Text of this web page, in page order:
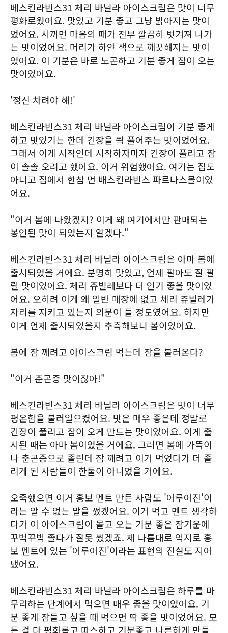
베스킨라빈스31 체리 바닐라 아이스크림은 맛이 너무
평화로웠어요. 맛있고 기분 좋고 그냥 밝아지는 맛이
었어요. 시꺼먼 마음의 때가 전부 깔끔히 벗겨져 나가
는 맛이었어요. 머리가 하얀 색으로 깨끗해지는 맛이
었어요. 이 기분은 바로 노곤하고 기분 좋게 잠이 오는
맛이었어요.
'정신 차려야 해!'
베스킨라빈스31 체리 바닐라 아이스크림이 기분 좋게
하고 맛있기는 한데 긴장을 쫙 풀어주는 맛이었어요.
그래서 이게 시작인데 시작하자마자 긴장이 풀리고 잠
이 솔솔 오려고 했어요. 이거 위험했어요. 여기는 집도
아니고 집에서 한참 먼 배스킨라빈스 파르나스몰이었
어요.
"이거 봄에 나왔겠지? 이게 왜 여기에서만 판매되는
봉인된 맛이 되었는지 알겠다."
베스킨라빈스31 체리 바닐라 아이스크림은 아마 봄에
출시되었을 거에요. 분명히 맛있고, 언제 팔아도 잘 팔
릴 맛이었어요. 체리 쥬빌레보다 더 인기 좋을 맛이었
어요. 오히려 이게 왜 일반 매장에 없고 체리 쥬빌레가
자리를 지키고 있는지 의문이 들 정도였어요. 하지만
이게 언제 출시되었을지 추측해보니 봄이었어요.
봄에 잠 깨려고 아이스크림 먹는데 잠을 불러온다?
"이거 춘곤증 맛이잖아!"
베스킨라빈스31 체리 바닐라 아이스크림은 맛이 너무
평온함을 불러일으켰어요. 맛은 매우 좋은데 정말로
긴장이 풀리고 잠이 오게 만드는 맛이었어요. 이게 출
시된 때는 아마 봄이었을 거에요. 그러면 봄에 가뜩이
나 춘곤증으로 졸린데 잠 깨려고 이거 먹었다가 더 졸
리게 된 사람들이 한둘이 아니었을 거에요.
오죽했으면 이거 홍보 멘트 만든 사람도 '어루어진'이
라는 알 수 없는 말을 썼겠어요. 이거 먹고 멘트 생각하
다가 이 아이스크림이 몰고 오는 기분 좋은 잠기운에
꾸벅꾸벅 졸다가 잘못 썼겠죠. 제 나름대로 억지로 홍
보 멘트에 있는 '어루어진'이라는 표현의 진실도 지어
냈어요.
베스킨라빈스31 체리 바닐라 아이스크림은 하루를 마
무리하는 단계에서 먹으면 매우 좋을 맛이었어요. 기
분 좋게 잠들고 싶을 때 먹으면 딱 좋을 맛이었어요. 모
든 걸 다 평화롭고 따스하고 기분좋고 나른하게 만들